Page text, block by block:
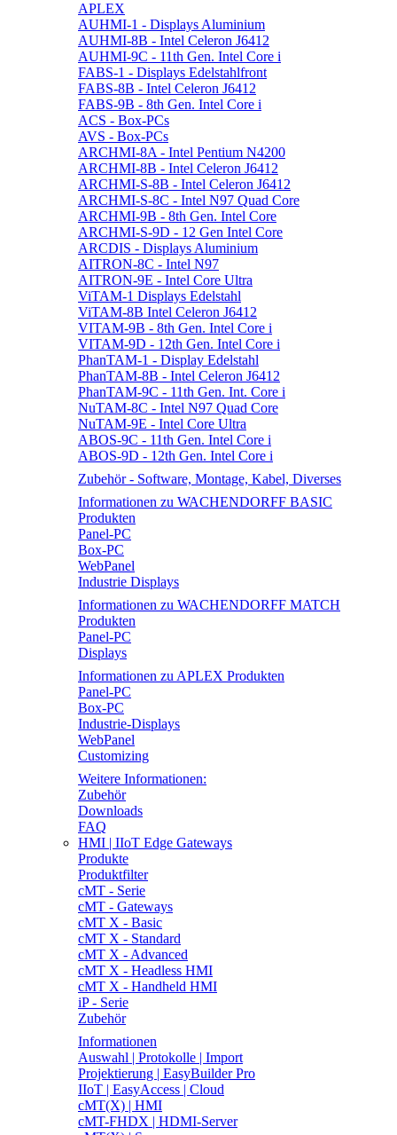
APLEX
AUHMI-1 - Displays Aluminium
AUHMI-8B - Intel Celeron J6412
AUHMI-9C - 11th Gen. Intel Core i
FABS-1 - Displays Edelstahlfront
FABS-8B - Intel Celeron J6412
FABS-9B - 8th Gen. Intel Core i
ACS - Box-PCs
AVS - Box-PCs
ARCHMI-8A - Intel Pentium N4200
ARCHMI-8B - Intel Celeron J6412
ARCHMI-S-8B - Intel Celeron J6412
ARCHMI-S-8C - Intel N97 Quad Core
ARCHMI-9B - 8th Gen. Intel Core
ARCHMI-S-9D - 12 Gen Intel Core
ARCDIS - Displays Aluminium
AITRON-8C - Intel N97
AITRON-9E - Intel Core Ultra
ViTAM-1 Displays Edelstahl
ViTAM-8B Intel Celeron J6412
VITAM-9B - 8th Gen. Intel Core i
VITAM-9D - 12th Gen. Intel Core i
PhanTAM-1 - Display Edelstahl
PhanTAM-8B - Intel Celeron J6412
PhanTAM-9C - 11th Gen. Int. Core i
NuTAM-8C - Intel N97 Quad Core
NuTAM-9E - Intel Core Ultra
ABOS-9C - 11th Gen. Intel Core i
ABOS-9D - 12th Gen. Intel Core i
Zubehör - Software, Montage, Kabel, Diverses
Informationen zu WACHENDORFF BASIC
Produkten
Panel-PC
Box-PC
WebPanel
Industrie Displays
Informationen zu WACHENDORFF MATCH
Produkten
Panel-PC
Displays
Informationen zu APLEX Produkten
Panel-PC
Box-PC
Industrie-Displays
WebPanel
Customizing
Weitere Informationen:
Zubehör
Downloads
FAQ
HMI | IIoT Edge Gateways
Produkte
Produktfilter
cMT - Serie
cMT - Gateways
cMT X - Basic
cMT X - Standard
cMT X - Advanced
cMT X - Headless HMI
cMT X - Handheld HMI
iP - Serie
Zubehör
Informationen
Auswahl | Protokolle | Import
Projektierung | EasyBuilder Pro
IIoT | EasyAccess | Cloud
cMT(X) | HMI
cMT-FHDX | HDMI-Server